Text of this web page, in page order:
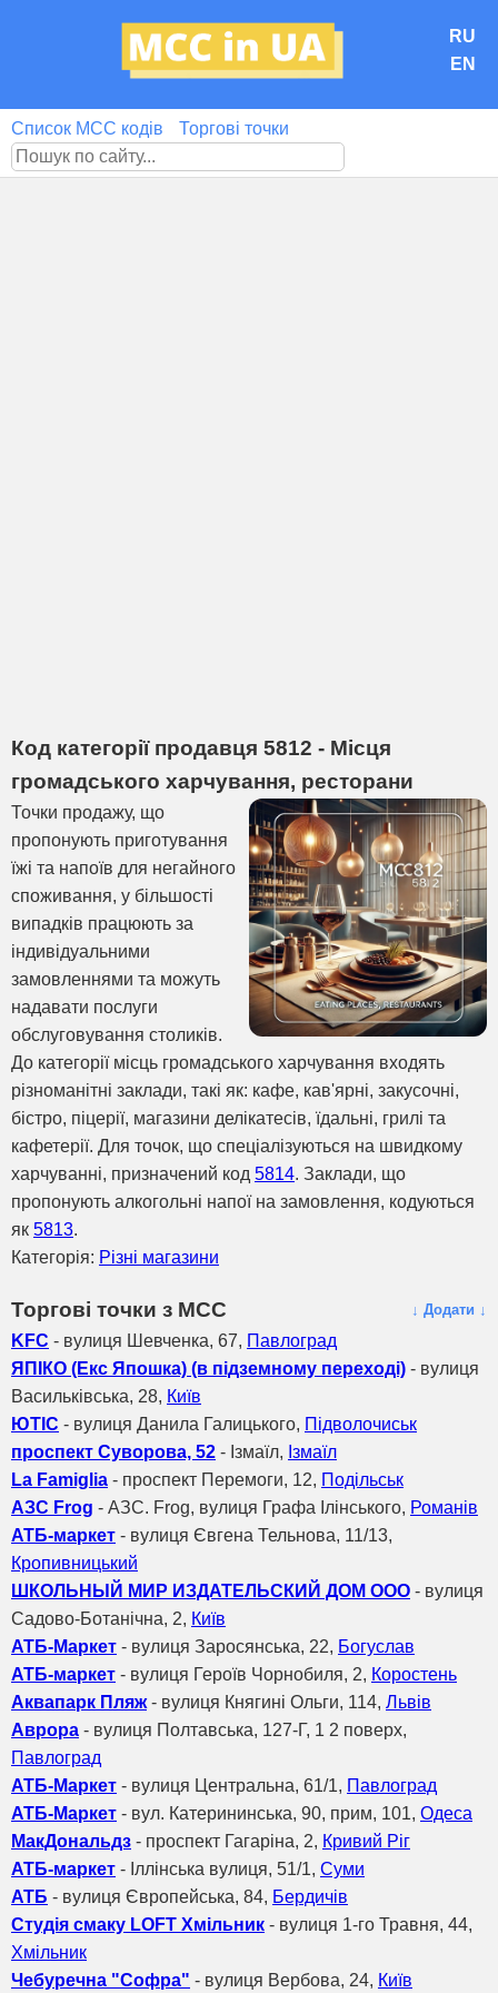
RU
EN
Список MCC кодів Торгові точки
Код категорії продавця 5812 - Місця
громадського харчування, ресторани
Точки продажу, що
пропонують приготування
їжі та напоїв для негайного
споживання, у більшості
випадків працюють за
індивідуальними
замовленнями та можуть
надавати послуги
обслуговування столиків.
До категорії місць громадського харчування входять
різноманітні заклади, такі як: кафе, кав'ярні, закусочні,
бістро, піцерії, магазини делікатесів, їдальні, грилі та
кафетерії. Для точок, що спеціалізуються на швидкому
харчуванні, призначений код 5814. Заклади, що
пропонують алкогольні напої на замовлення, кодуються
як 5813.
Категорія: Різні магазини
Торгові точки з МСС ↓ Додати ↓
KFC - вулиця Шевченка, 67, Павлоград
ЯПІКО (Екс Япошка) (в підземному переході) - вулиця
Васильківська, 28, Київ
ЮТІС - вулиця Данила Галицького, Підволочиськ
проспект Суворова, 52 - Ізмаїл, Ізмаїл
La Famiglia - проспект Перемоги, 12, Подільськ
АЗС Frog - АЗС. Frog, вулиця Графа Ілінського, Романів
АТБ-маркет - вулиця Євгена Тельнова, 11/13,
Кропивницький
ШКОЛЬНЫЙ МИР ИЗДАТЕЛЬСКИЙ ДОМ ООО - вулиця
Садово-Ботанічна, 2, Київ
АТБ-Маркет - вулиця Заросянська, 22, Богуслав
АТБ-маркет - вулиця Героїв Чорнобиля, 2, Коростень
Аквапарк Пляж- вулиця Княгині Ольги, 114, Львів
Аврора - вулиця Полтавська, 127-Г, 1 2 поверх,
Павлоград
АТБ-Маркет - вулиця Центральна, 61/1, Павлоград
АТБ-Маркет - вул. Катерининська, 90, прим, 101, Одеса
МакДональдз - проспект Гагаріна, 2, Кривий Ріг
АТБ-маркет - Іллінська вулиця, 51/1, Суми
АТБ - вулиця Європейська, 84, Бердичів
Студія смаку LOFT Хмільник - вулиця 1-го Травня, 44,
Хмільник
Чебуречна "Cофра" - вулиця Вербова, 24, Київ